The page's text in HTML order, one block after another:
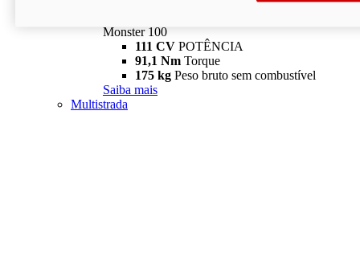
Monster 100
111 CV POTÊNCIA
91,1 Nm Torque
175 kg Peso bruto sem combustível
Saiba mais
Multistrada